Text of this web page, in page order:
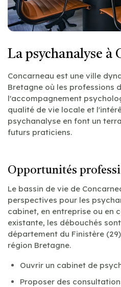
La psychanalyse à
Concarneau est une ville
Bretagne où les professions
l'accompagnement
qualité de vie locale et
psychanalyse en font un
futurs praticiens.
Opportunités
Le bassin de vie de
perspectives pour les
cabinet, en entreprise ou en
existante, les débouchés
département du Finistère
région Bretagne.
Ouvrir un cabinet de
Proposer des